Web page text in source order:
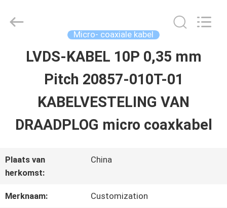
HUIS
PRODUCTEN
VIDEO'S
OVER
ONS
Media
Micro- coaxiale kabel
LVDS-KABEL 10P 0,35 mm
Pitch 20857-010T-01
KABELVESTELING VAN
DRAADPLOG micro coaxkabel
Plaats van
herkomst:
China
Merknaam: Customization